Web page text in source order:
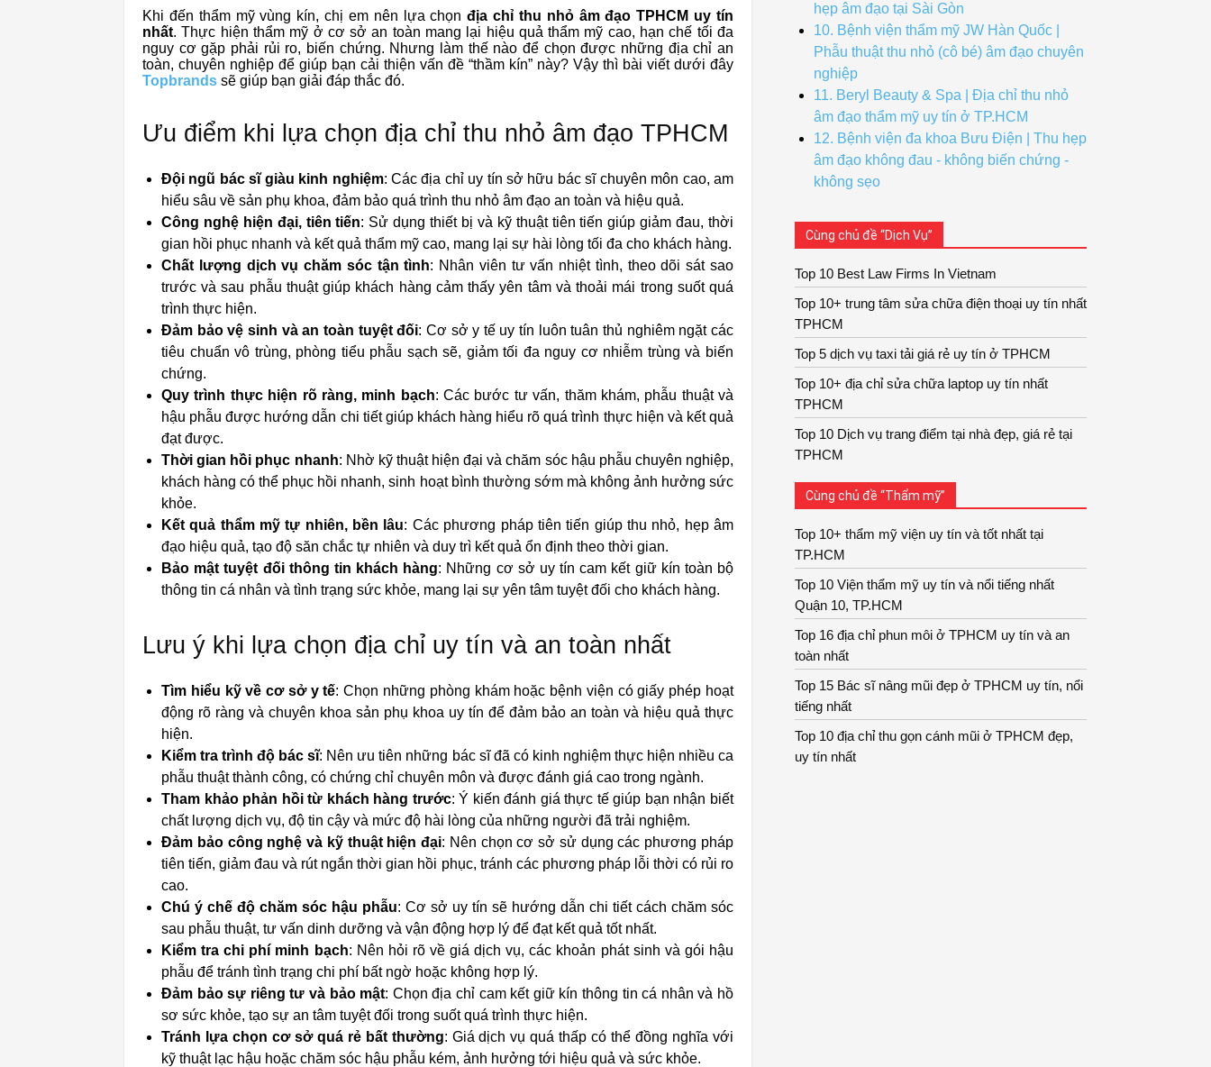
Khi đến thẩm mỹ vùng kín, chị em nên lựa chọnđịa chỉ thu nhỏ âm đạo TPHCM uy tín
nhất. Thực hiện thẩm mỹ ở cơ sở an toàn mang lại hiệu quả thẩm mỹ cao, hạn chế tối đa
nguy cơ gặp phải rủi ro, biến chứng. Nhưng làm thế nào để chọn được những địa chỉ an
toàn, chuyên nghiệp để giúp bạn cải thiện vấn đề “thầm kín” này? Vậy thì bài viết dưới đây
Topbrands sẽ giúp bạn giải đáp thắc đó.
Ưu điểm khi lựa chọn địa chỉ thu nhỏ âm đạo TPHCM
Đội ngũ bác sĩ giàu kinh nghiệm: Các địa chỉ uy tín sở hữu bác sĩ chuyên môn cao, am
hiểu sâu về sản phụ khoa, đảm bảo quá trình thu nhỏ âm đạo an toàn và hiệu quả.
Công nghệ hiện đại, tiên tiến: Sử dụng thiết bị và kỹ thuật tiên tiến giúp giảm đau, thời
gian hồi phục nhanh và kết quả thẩm mỹ cao, mang lại sự hài lòng tối đa cho khách hàng.
Chất lượng dịch vụ chăm sóc tận tình: Nhân viên tư vấn nhiệt tình, theo dõi sát sao
trước và sau phẫu thuật giúp khách hàng cảm thấy yên tâm và thoải mái trong suốt quá
trình thực hiện.
Đảm bảo vệ sinh và an toàn tuyệt đối: Cơ sở y tế uy tín luôn tuân thủ nghiêm ngặt các
tiêu chuẩn vô trùng, phòng tiểu phẫu sạch sẽ, giảm tối đa nguy cơ nhiễm trùng và biến
chứng.
Quy trình thực hiện rõ ràng, minh bạch: Các bước tư vấn, thăm khám, phẫu thuật và
hậu phẫu được hướng dẫn chi tiết giúp khách hàng hiểu rõ quá trình thực hiện và kết quả
đạt được.
Thời gian hồi phục nhanh: Nhờ kỹ thuật hiện đại và chăm sóc hậu phẫu chuyên nghiệp,
khách hàng có thể phục hồi nhanh, sinh hoạt bình thường sớm mà không ảnh hưởng sức
khỏe.
Kết quả thẩm mỹ tự nhiên, bền lâu: Các phương pháp tiên tiến giúp thu nhỏ, hẹp âm
đạo hiệu quả, tạo độ săn chắc tự nhiên và duy trì kết quả ổn định theo thời gian.
Bảo mật tuyệt đối thông tin khách hàng: Những cơ sở uy tín cam kết giữ kín toàn bộ
thông tin cá nhân và tình trạng sức khỏe, mang lại sự yên tâm tuyệt đối cho khách hàng.
Lưu ý khi lựa chọn địa chỉ uy tín và an toàn nhất
Tìm hiểu kỹ về cơ sở y tế: Chọn những phòng khám hoặc bệnh viện có giấy phép hoạt
động rõ ràng và chuyên khoa sản phụ khoa uy tín để đảm bảo an toàn và hiệu quả thực
hiện.
Kiểm tra trình độ bác sĩ: Nên ưu tiên những bác sĩ đã có kinh nghiệm thực hiện nhiều ca
phẫu thuật thành công, có chứng chỉ chuyên môn và được đánh giá cao trong ngành.
Tham khảo phản hồi từ khách hàng trước: Ý kiến đánh giá thực tế giúp bạn nhận biết
chất lượng dịch vụ, độ tin cậy và mức độ hài lòng của những người đã trải nghiệm.
Đảm bảo công nghệ và kỹ thuật hiện đại: Nên chọn cơ sở sử dụng các phương pháp
tiên tiến, giảm đau và rút ngắn thời gian hồi phục, tránh các phương pháp lỗi thời có rủi ro
cao.
Chú ý chế độ chăm sóc hậu phẫu: Cơ sở uy tín sẽ hướng dẫn chi tiết cách chăm sóc
sau phẫu thuật, tư vấn dinh dưỡng và vận động hợp lý để đạt kết quả tốt nhất.
Kiểm tra chi phí minh bạch: Nên hỏi rõ về giá dịch vụ, các khoản phát sinh và gói hậu
phẫu để tránh tình trạng chi phí bất ngờ hoặc không hợp lý.
Đảm bảo sự riêng tư và bảo mật: Chọn địa chỉ cam kết giữ kín thông tin cá nhân và hồ
sơ sức khỏe, tạo sự an tâm tuyệt đối trong suốt quá trình thực hiện.
Tránh lựa chọn cơ sở quá rẻ bất thường: Giá dịch vụ quá thấp có thể đồng nghĩa với
kỹ thuật lạc hậu hoặc chăm sóc hậu phẫu kém, ảnh hưởng tới hiệu quả và sức khỏe.
hẹp âm đạo tại Sài Gòn
10. Bệnh viện thẩm mỹ JW Hàn Quốc |
Phẫu thuật thu nhỏ (cô bé) âm đạo chuyên
nghiệp
11. Beryl Beauty & Spa | Địa chỉ thu nhỏ
âm đạo thẩm mỹ uy tín ở TP.HCM
12. Bệnh viện đa khoa Bưu Điện | Thu hẹp
âm đạo không đau - không biến chứng -
không sẹo
Cùng chủ đề “Dịch Vụ”
Top 10 Best Law Firms In Vietnam
Top 10+ trung tâm sửa chữa điện thoại uy tín nhất
TPHCM
Top 5 dịch vụ taxi tải giá rẻ uy tín ở TPHCM
Top 10+ địa chỉ sửa chữa laptop uy tín nhất
TPHCM
Top 10 Dịch vụ trang điểm tại nhà đẹp, giá rẻ tại
TPHCM
Cùng chủ đề “Thẩm mỹ”
Top 10+ thẩm mỹ viện uy tín và tốt nhất tại
TP.HCM
Top 10 Viện thẩm mỹ uy tín và nổi tiếng nhất
Quận 10, TP.HCM
Top 16 địa chỉ phun môi ở TPHCM uy tín và an
toàn nhất
Top 15 Bác sĩ nâng mũi đẹp ở TPHCM uy tín, nổi
tiếng nhất
Top 10 địa chỉ thu gọn cánh mũi ở TPHCM đẹp,
uy tín nhất